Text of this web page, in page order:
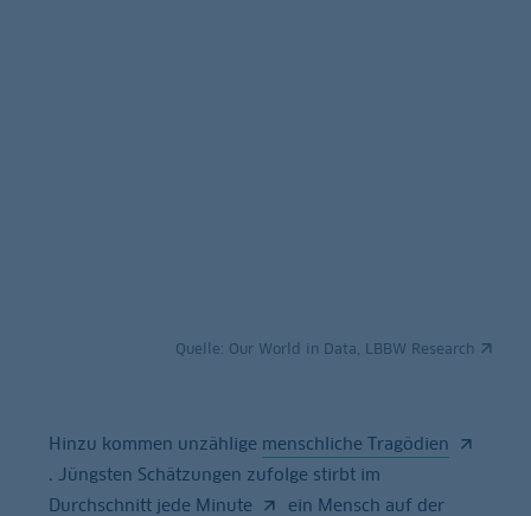
Quelle: Our World in Data, LBBW Research
Hinzu kommen unzählige menschliche Tragödien
. Jüngsten Schätzungen zufolge stirbt im
Durchschnitt jede Minute
ein Mensch auf der